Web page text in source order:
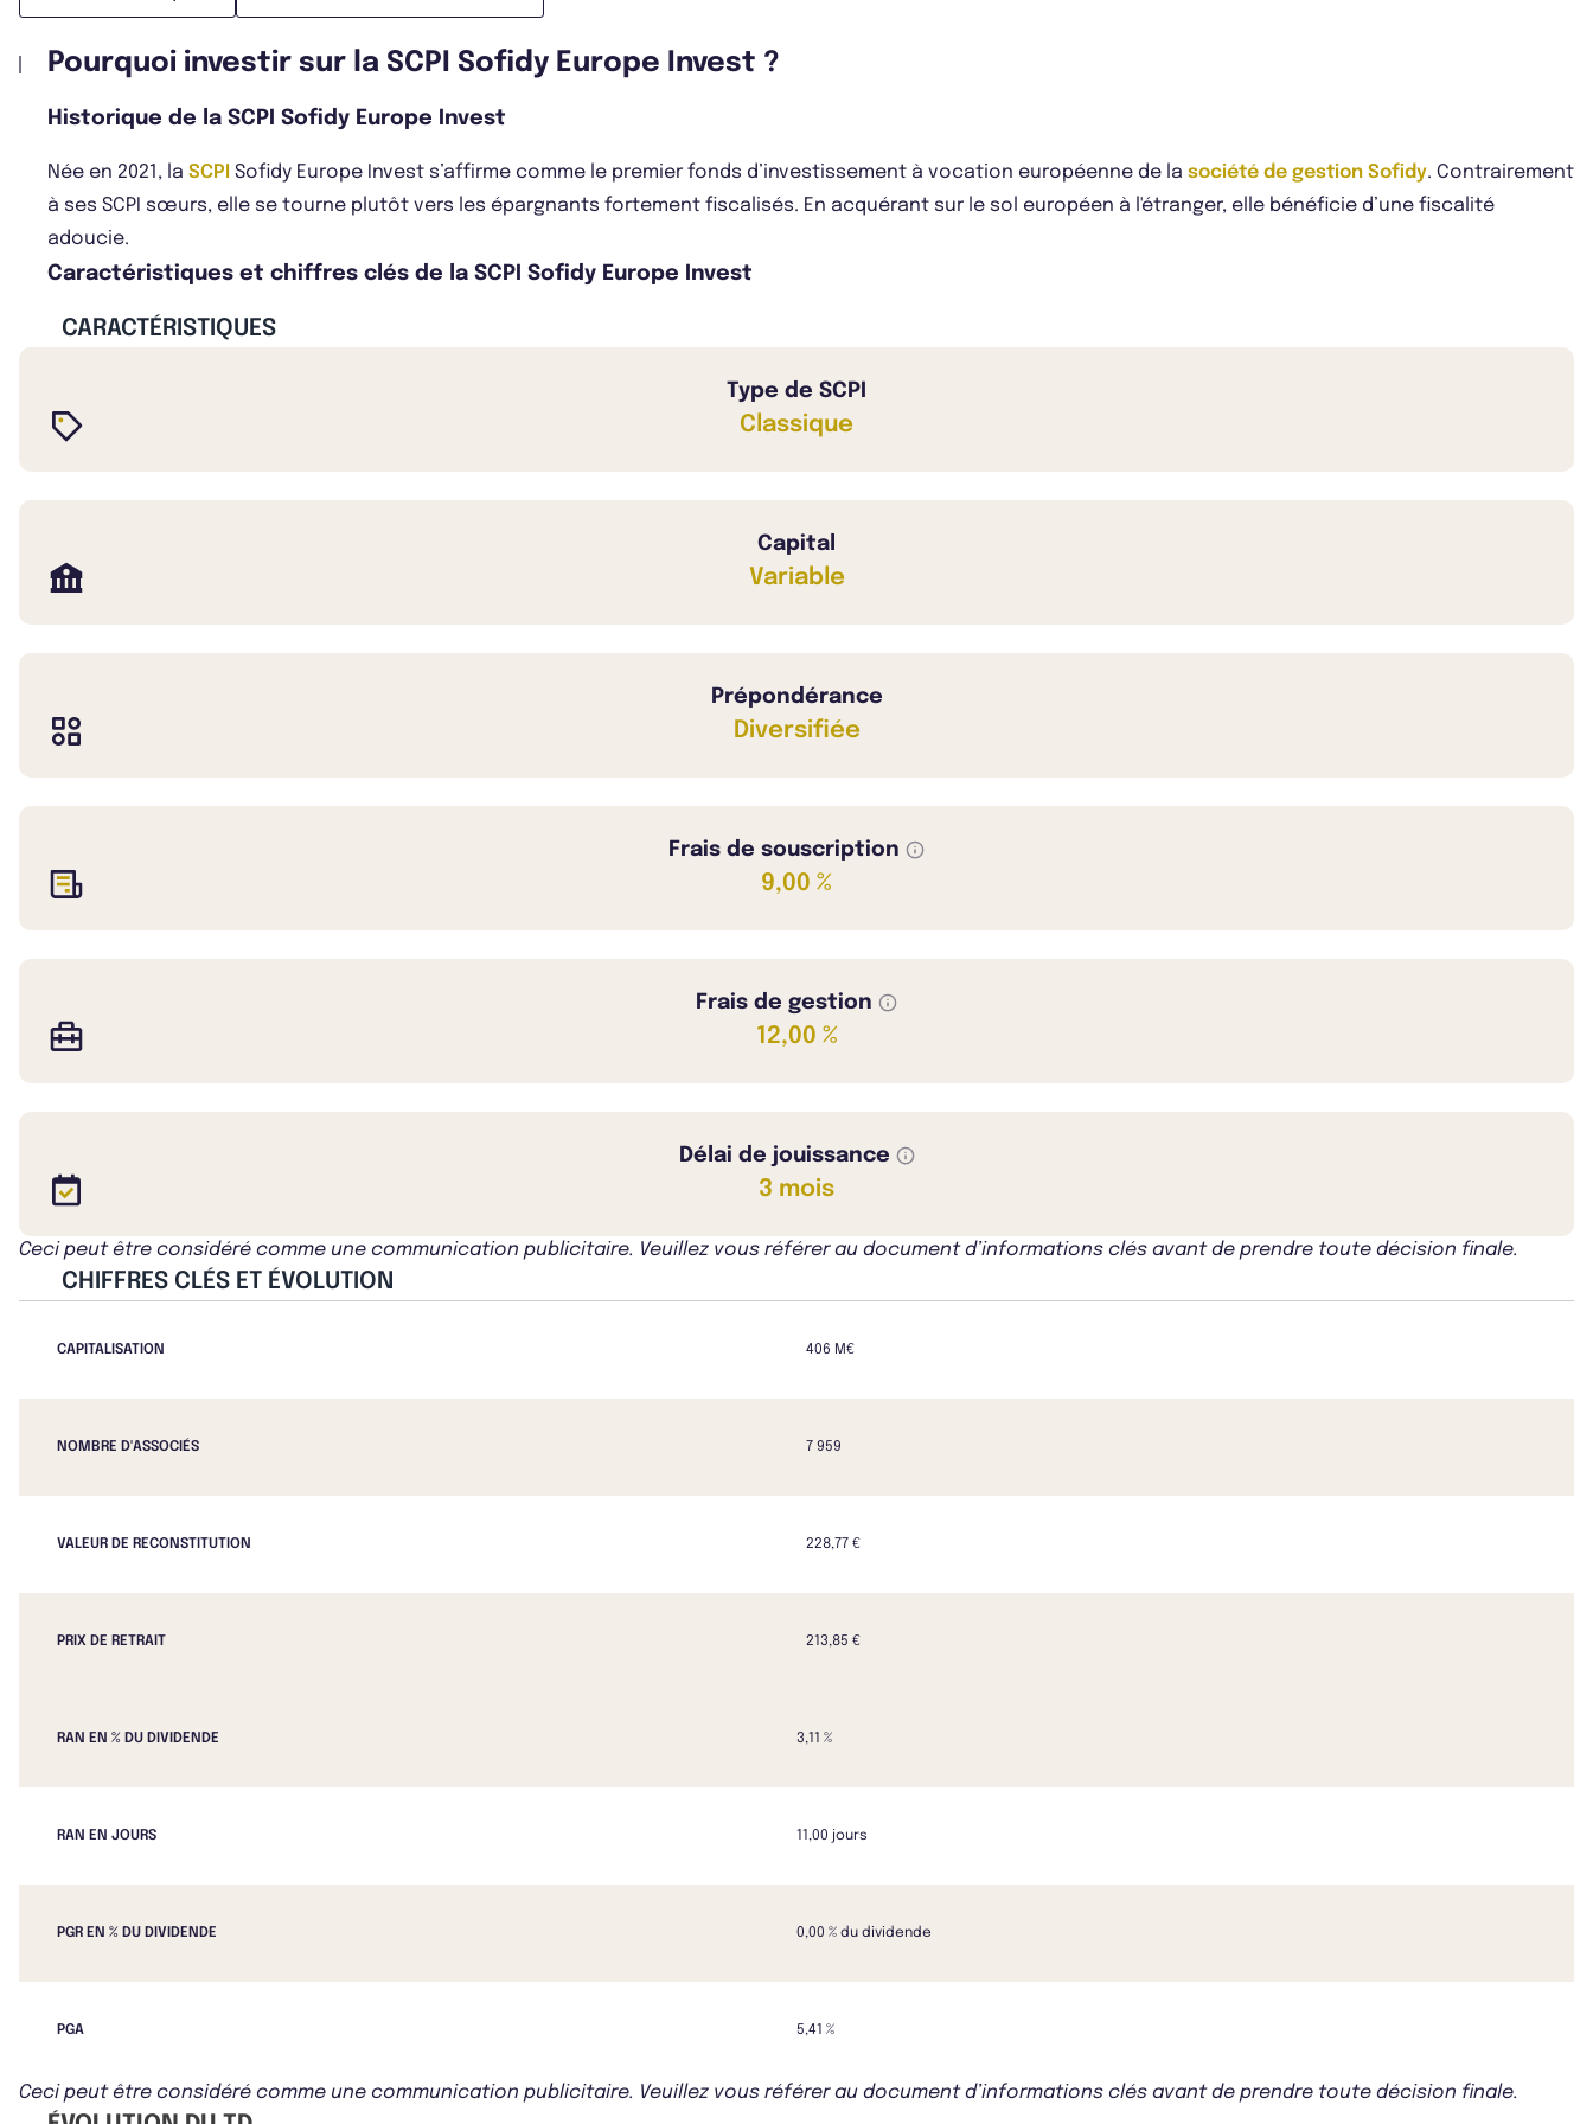
Pourquoi investir sur la SCPI Sofidy Europe Invest ?
Historique de la SCPI Sofidy Europe Invest
Née en 2021, la SCPI Sofidy Europe Invest s’affirme comme le premier fonds d’investissement à vocation européenne de la société de gestion Sofidy. Contrairement
à ses SCPI sœurs, elle se tourne plutôt vers les épargnants fortement fiscalisés. En acquérant sur le sol européen à l'étranger, elle bénéficie d’une fiscalité
adoucie.
Caractéristiques et chiffres clés de la SCPI Sofidy Europe Invest
CARACTÉRISTIQUES
Type de SCPI
Classique
Capital
Variable
Prépondérance
Diversifiée
Frais de souscription
9,00 %
Frais de gestion
12,00 %
Délai de jouissance
3 mois
Ceci peut être considéré comme une communication publicitaire. Veuillez vous référer au document d’informations clés avant de prendre toute décision finale.
CHIFFRES CLÉS ET ÉVOLUTION
CAPITALISATION 406 M€
NOMBRE D'ASSOCIÉS 7 959
VALEUR DE RECONSTITUTION 228,77 €
PRIX DE RETRAIT 213,85 €
RAN EN % DU DIVIDENDE 3,11 %
RAN EN JOURS 11,00 jours
PGR EN % DU DIVIDENDE 0,00 % du dividende
PGA 5,41 %
Ceci peut être considéré comme une communication publicitaire. Veuillez vous référer au document d’informations clés avant de prendre toute décision finale.